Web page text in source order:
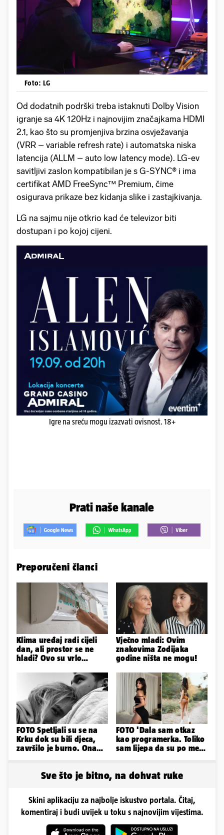
Foto: LG
Od dodatnih podrški treba istaknuti Dolby Vision
igranje sa 4K 120Hz i najnovijim značajkama HDMI
2.1, kao što su promjenjiva brzina osvježavanja
(VRR – variable refresh rate) i automatska niska
latencija (ALLM – auto low latency mode). LG-ev
savitljivi zaslon kompatibilan je s G-SYNC® i ima
certifikat AMD FreeSync™ Premium, čime
osigurava prikaze bez kidanja slike i zastajkivanja.
LG na sajmu nije otkrio kad će televizor biti
dostupan i po kojoj cijeni.
Igre na sreću mogu izazvati ovisnost. 18+
Prati naše kanale
Preporučeni članci
Klima uređaj radi cijeli
dan, ali prostor se ne
hladi? Ovo su vrlo
Vječno mladi: Ovim
znakovima Zodijaka
godine ništa ne mogu!
FOTO Spetljali su se na
Krku dok su bili djeca,
završilo je burno. Ona
FOTO 'Dala sam otkaz
kao programerka. Toliko
sam lijepa da su po meni
Sve što je bitno, na dohvat ruke
Skini aplikaciju za najbolje iskustvo portala. Čitaj,
komentiraj i budi uvijek u toku s najnovijim vijestima.